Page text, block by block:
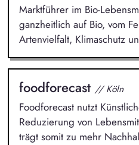
Marktführer im Bio-
ganzheitlich auf Bio, vom
Artenvielfalt, Klimaschutz
foodforecast // Köln
Foodforecast nutzt
Reduzierung von
trägt somit zu mehr